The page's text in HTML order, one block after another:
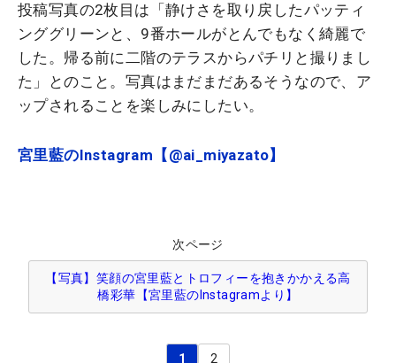
投稿写真の2枚目は「静けさを取り戻したパッティ
ンググリーンと、9番ホールがとんでもなく綺麗で
した。帰る前に二階のテラスからパチリと撮りまし
た」とのこと。写真はまだまだあるそうなので、ア
ップされることを楽しみにしたい。
宮里藍のInstagram【@ai_miyazato】
次ページ
【写真】笑顔の宮里藍とトロフィーを抱きかかえる高
橋彩華【宮里藍のInstagramより】
1 2